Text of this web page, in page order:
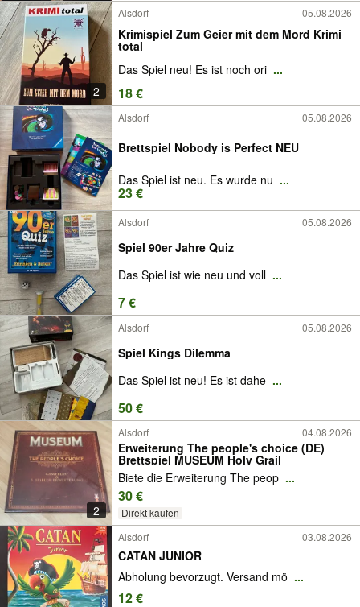
2
Alsdorf 05.08.2026
Krimispiel Zum Geier mit dem Mord Krimi
total
Das Spiel neu! Es ist noch ori ...
18 €
Alsdorf 05.08.2026
Brettspiel Nobody is Perfect NEU
Das Spiel ist neu. Es wurde nu ...
23 €
Alsdorf 05.08.2026
Spiel 90er Jahre Quiz
Das Spiel ist wie neu und voll ...
7 €
Alsdorf 05.08.2026
Spiel Kings Dilemma
Das Spiel ist neu! Es ist dahe ...
50 €
2
Alsdorf 04.08.2026
Erweiterung The people's choice (DE)
Brettspiel MUSEUM Holy Grail
Biete die Erweiterung The peop ...
30 €
Direkt kaufen
Alsdorf
03.08.2026
CATAN JUNIOR
Abholung bevorzugt. Versand mö ...
12 €